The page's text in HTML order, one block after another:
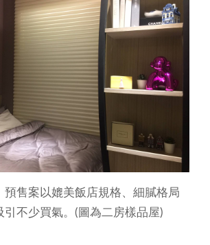
售案以媲美飯店規格、細膩格局
引不少買氣。(圖為二房樣品屋)